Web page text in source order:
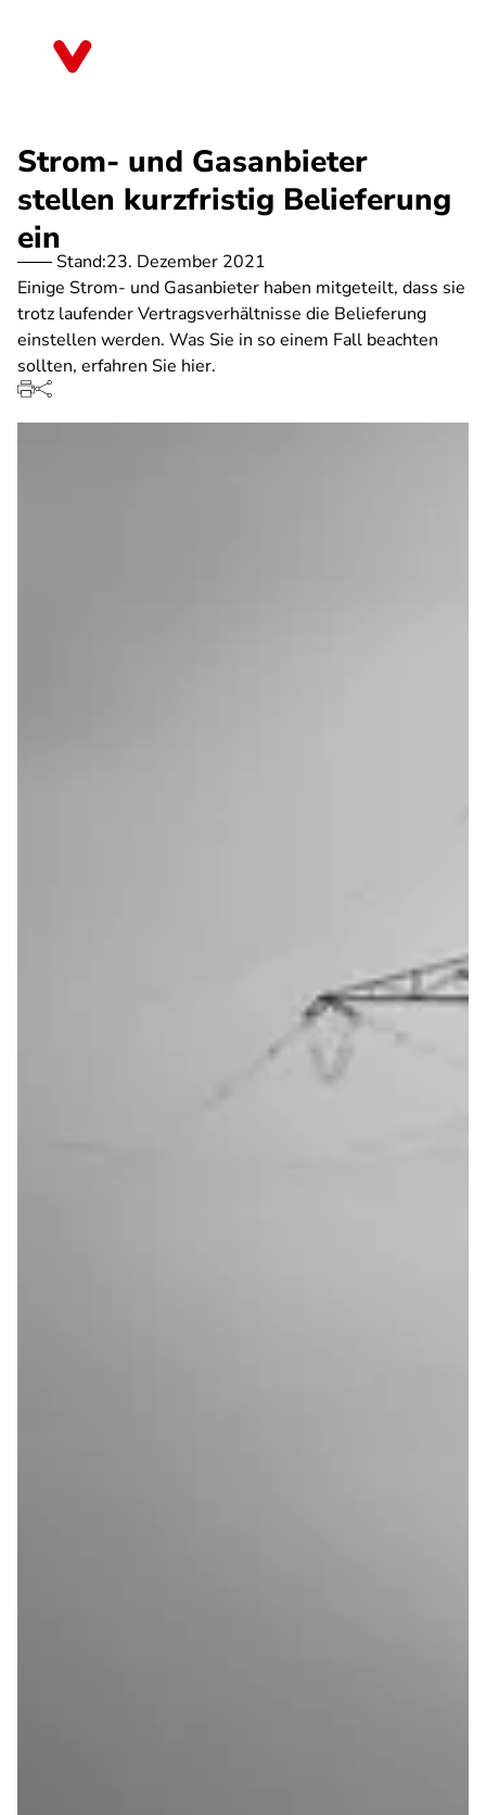
Strom- und Gasanbieter
stellen kurzfristig Belieferung
ein
Stand:23. Dezember 2021
Einige Strom- und Gasanbieter haben mitgeteilt, dass sie
trotz laufender Vertragsverhältnisse die Belieferung
einstellen werden. Was Sie in so einem Fall beachten
sollten, erfahren Sie hier.